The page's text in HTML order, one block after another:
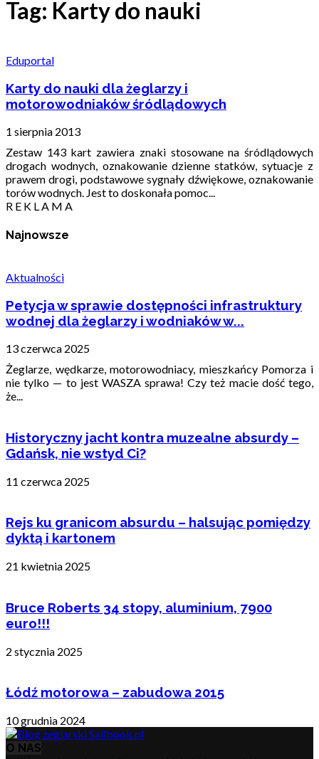
Tag: Karty do nauki
Eduportal
Karty do nauki dla żeglarzy i
motorowodniaków śródlądowych
1 sierpnia 2013
Zestaw 143 kart zawiera znaki stosowane na śródlądowych
drogach wodnych, oznakowanie dzienne statków, sytuacje z
prawem drogi, podstawowe sygnały dźwiękowe, oznakowanie
torów wodnych. Jest to doskonała pomoc...
R E K L A M A
Najnowsze
Aktualności
Petycja w sprawie dostępności infrastruktury
wodnej dla żeglarzy i wodniaków w...
13 czerwca 2025
Żeglarze, wędkarze, motorowodniacy, mieszkańcy Pomorza i
nie tylko — to jest WASZA sprawa! Czy też macie dość tego,
że...
Historyczny jacht kontra muzealne absurdy –
Gdańsk, nie wstyd Ci?
11 czerwca 2025
Rejs ku granicom absurdu – halsując pomiędzy
dyktą i kartonem
21 kwietnia 2025
Bruce Roberts 34 stopy, aluminium, 7900
euro!!!
2 stycznia 2025
Łódź motorowa – zabudowa 2015
10 grudnia 2024
O NAS